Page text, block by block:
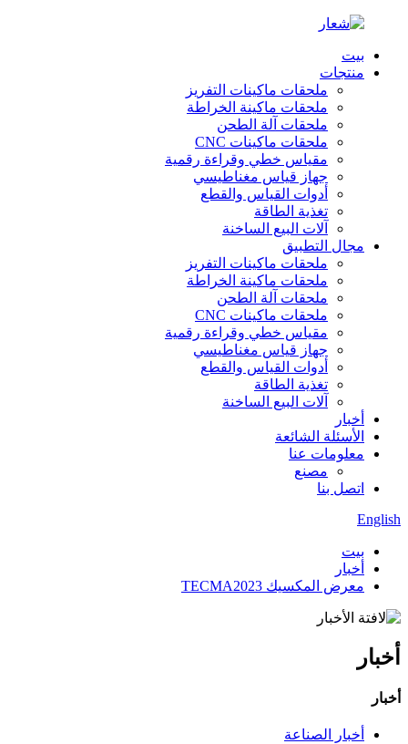
بيت
منتجات
ملحقات ماكينات التفريز
ملحقات ماكينة الخراطة
ملحقات آلة الطحن
ملحقات ماكينات CNC
مقياس خطي وقراءة رقمية
جهاز قياس مغناطيسي
أدوات القياس والقطع
تغذية الطاقة
آلات البيع الساخنة
مجال التطبيق
ملحقات ماكينات التفريز
ملحقات ماكينة الخراطة
ملحقات آلة الطحن
ملحقات ماكينات CNC
مقياس خطي وقراءة رقمية
جهاز قياس مغناطيسي
أدوات القياس والقطع
تغذية الطاقة
آلات البيع الساخنة
أخبار
الأسئلة الشائعة
معلومات عنا
مصنع
اتصل بنا
English
بيت
أخبار
معرض المكسيك TECMA2023
أخبار
أخبار
أخبار الصناعة